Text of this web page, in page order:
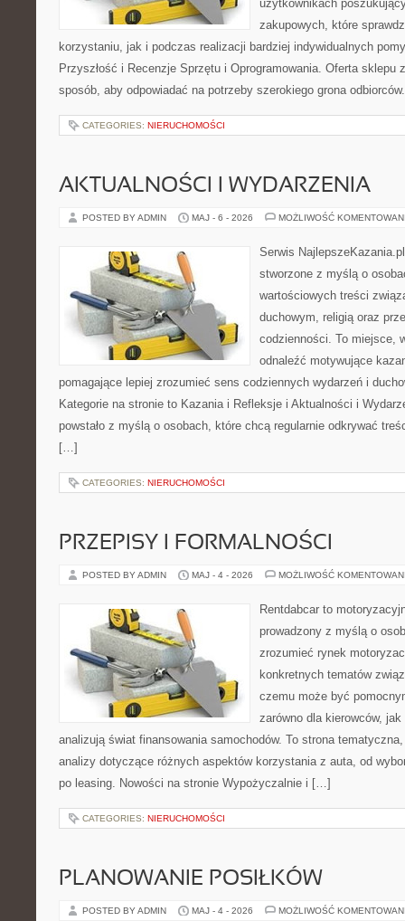
użytkownikach
zakupowych, które
korzystaniu, jak i podczas realizacji bardziej indywidualnych
Przyszłość i Recenzje Sprzętu i Oprogramowania. Oferta sklepu
sposób, aby odpowiadać na potrzeby szerokiego grona
CATEGORIES: NIERUCHOMOŚCI
AKTUALNOŚCI I WYDARZENIA
POSTED BY ADMIN MAJ - 6 - 2026 MOŻLIWOŚĆ
Serwis
stworzone z myślą o
wartościowych treści
duchowym, religią oraz
codzienności. To miejsce,
odnaleźć motywujące
pomagające lepiej zrozumieć sens codziennych wydarzeń i
Kategorie na stronie to Kazania i Refleksje i Aktualności i
powstało z myślą o osobach, które chcą regularnie odkrywać
[…]
CATEGORIES: NIERUCHOMOŚCI
PRZEPISY I FORMALNOŚCI
POSTED BY ADMIN MAJ - 4 - 2026 MOŻLIWOŚĆ
Rentdabcar to
prowadzony z myślą o
zrozumieć rynek
konkretnych tematów
czemu może być
zarówno dla kierowców,
analizują świat finansowania samochodów. To strona
analizy dotyczące różnych aspektów korzystania z auta, od
po leasing. Nowości na stronie Wypożyczalnie i […]
CATEGORIES: NIERUCHOMOŚCI
PLANOWANIE POSIŁKÓW
POSTED BY ADMIN MAJ - 4 - 2026 MOŻLIWOŚĆ